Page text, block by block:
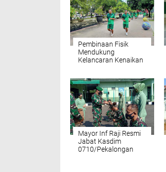
Pembinaan Fisik
Mendukung
Kelancaran Kenaikan
Mayor Inf Raji Resmi
Jabat Kasdim
0710/Pekalongan